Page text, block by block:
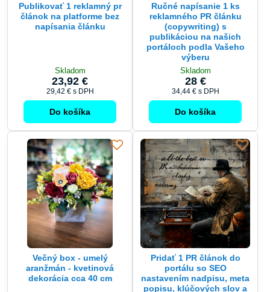
Publikovať 1 reklamný pr
článok na platforme bez
napísania článku
Skladom
23,92 €
29,42 € s DPH
Do košíka
Ručné napísanie 1 ks
reklamného PR článku
(copywriting) s
publikáciou na našich
portáloch podla Vašeho
výberu
Skladom
28 €
34,44 € s DPH
Do košíka
Večný box - umelý
aranžmán - kvetinová
dekorácia cca 40 cm
Pridať 1 PR článok do
portálu so SEO
nastavením nadpisu, meta
popisu, klúčových slov a